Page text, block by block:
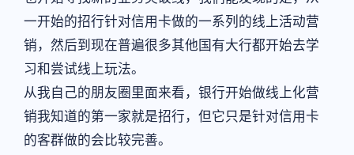
一开始的招行针对信用卡做的一系列的线上活动营
销，然后到现在普遍很多其他国有大行都开始去学
习和尝试线上玩法。
从我自己的朋友圈里面来看，银行开始做线上化营
销我知道的第一家就是招行，但它只是针对信用卡
的客群做的会比较完善。